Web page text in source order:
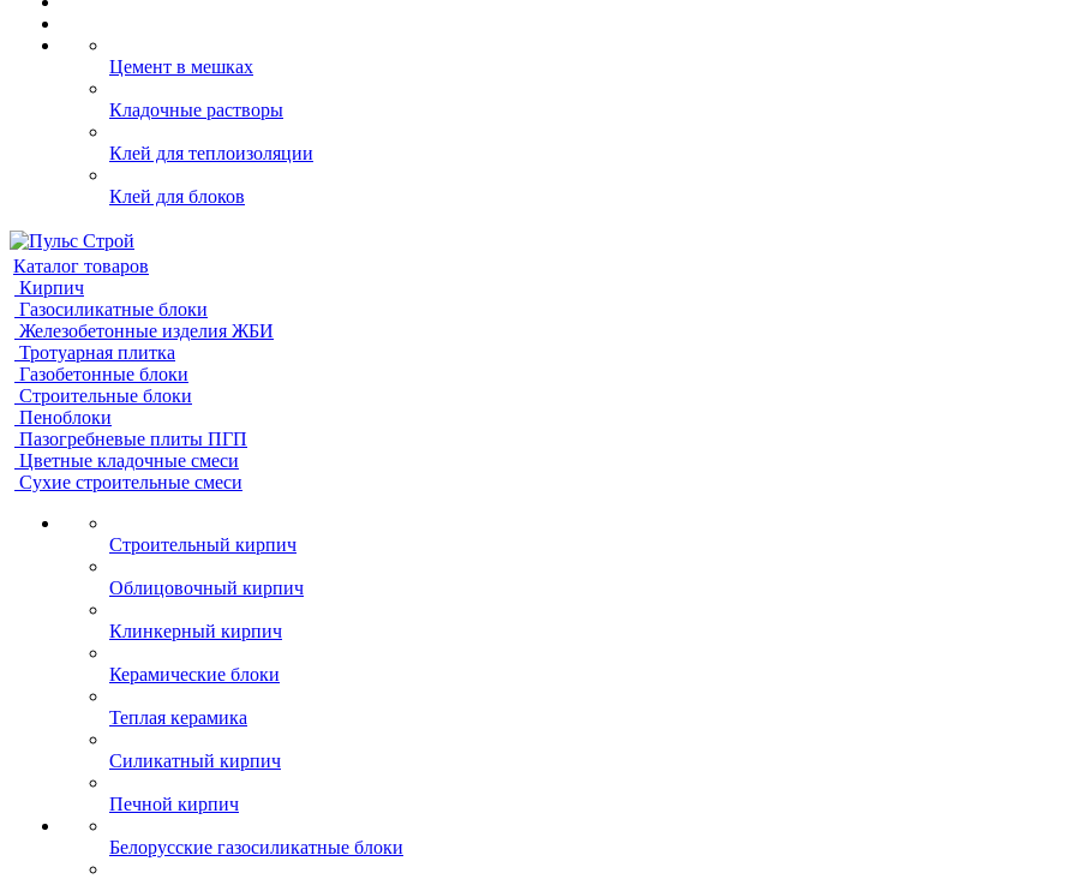
Цемент в мешках
Кладочные растворы
Клей для теплоизоляции
Клей для блоков
Каталог товаров
Кирпич
Газосиликатные блоки
Железобетонные изделия ЖБИ
Тротуарная плитка
Газобетонные блоки
Строительные блоки
Пеноблоки
Пазогребневые плиты ПГП
Цветные кладочные смеси
Сухие строительные смеси
Строительный кирпич
Облицовочный кирпич
Клинкерный кирпич
Керамические блоки
Теплая керамика
Силикатный кирпич
Печной кирпич
Белорусские газосиликатные блоки